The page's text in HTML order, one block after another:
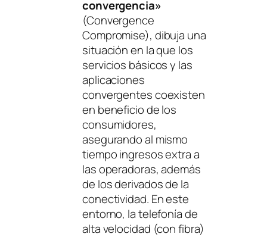
convergencia»
(Convergence
Compromise), dibuja una
situación en la que los
servicios básicos y las
aplicaciones
convergentes coexisten
en beneficio de los
consumidores,
asegurando al mismo
tiempo ingresos extra a
las operadoras, además
de los derivados de la
conectividad. En este
entorno, la telefonía de
alta velocidad (con fibra)